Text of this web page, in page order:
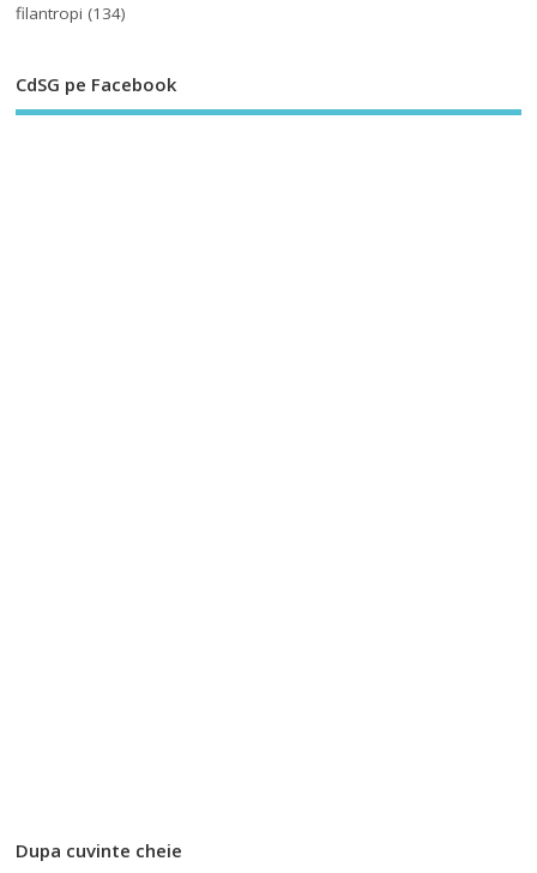
filantropi (134)
CdSG pe Facebook
Dupa cuvinte cheie